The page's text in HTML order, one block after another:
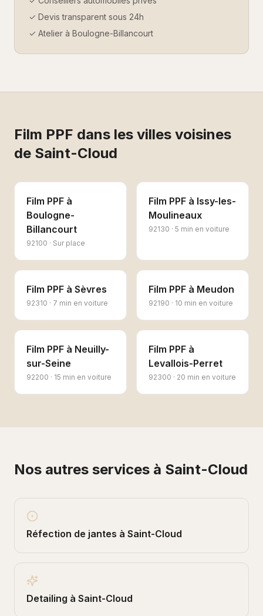
✓ Devis transparent sous 24h
✓ Atelier à Boulogne-Billancourt
Film PPF dans les villes voisines
de Saint-Cloud
Film PPF à
Boulogne-
Billancourt
92100 · Sur place
Film PPF à Issy-les-
Moulineaux
92130 · 5 min en voiture
Film PPF à Sèvres
92310 · 7 min en voiture
Film PPF à Meudon
92190 · 10 min en voiture
Film PPF à Neuilly-
sur-Seine
92200 · 15 min en voiture
Film PPF à
Levallois-Perret
92300 · 20 min en voiture
Nos autres services à Saint-Cloud
Réfection de jantes à Saint-Cloud
Detailing à Saint-Cloud